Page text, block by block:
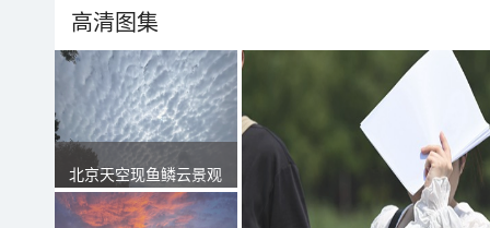
高清图集
北京天空现鱼鳞云景观